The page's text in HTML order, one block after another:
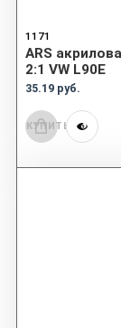
1171
ARS
2:1 VW L90E
35.19 руб.
КУПИТЬ